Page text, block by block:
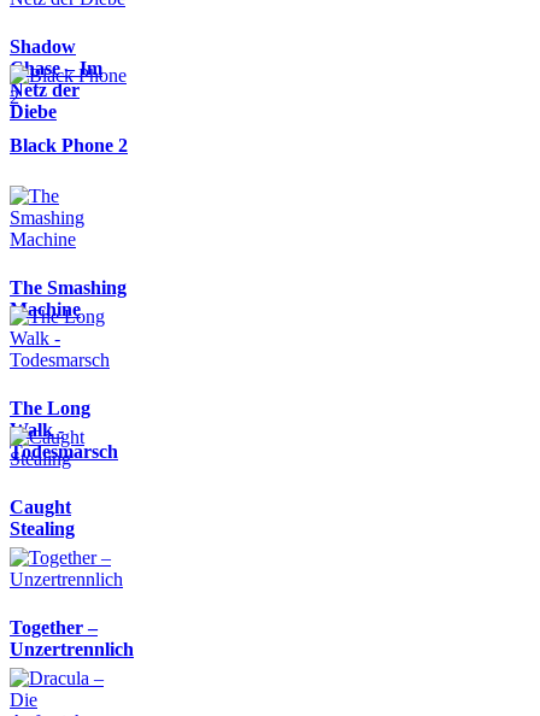
Shadow
Chase – Im
Netz der
Diebe
Black Phone 2
The Smashing
Machine
The Long
Walk -
Todesmarsch
Caught
Stealing
Together –
Unzertrennlich